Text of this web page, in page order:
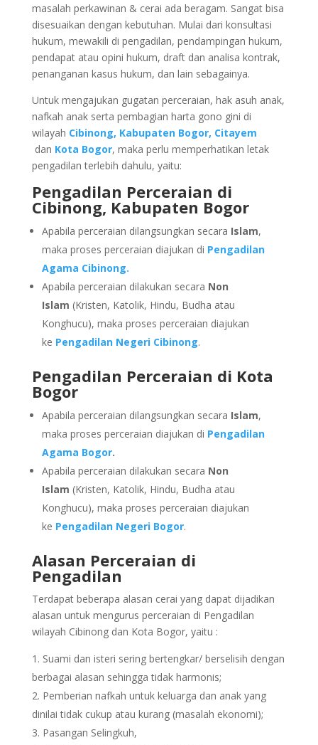
masalah perkawinan & cerai ada beragam. Sangat bisa
disesuaikan dengan kebutuhan. Mulai dari konsultasi
hukum, mewakili di pengadilan, pendampingan hukum,
pendapat atau opini hukum, draft dan analisa kontrak,
penanganan kasus hukum, dan lain sebagainya.
Untuk mengajukan gugatan perceraian, hak asuh anak,
nafkah anak serta pembagian harta gono gini di
wilayah Cibinong, Kabupaten Bogor, Citayem
dan Kota Bogor, maka perlu memperhatikan letak
pengadilan terlebih dahulu, yaitu:
Pengadilan Perceraian di
Cibinong, Kabupaten Bogor
Apabila perceraian dilangsungkan secara Islam,
maka proses perceraian diajukan di Pengadilan
Agama Cibinong.
Apabila perceraian dilakukan secara Non
Islam (Kristen, Katolik, Hindu, Budha atau
Konghucu), maka proses perceraian diajukan
ke Pengadilan Negeri Cibinong.
Pengadilan Perceraian di Kota
Bogor
Apabila perceraian dilangsungkan secara Islam,
maka proses perceraian diajukan di Pengadilan
Agama Bogor.
Apabila perceraian dilakukan secara Non
Islam (Kristen, Katolik, Hindu, Budha atau
Konghucu), maka proses perceraian diajukan
ke Pengadilan Negeri Bogor.
Alasan Perceraian di
Pengadilan
Terdapat beberapa alasan cerai yang dapat dijadikan
alasan untuk mengurus perceraian di Pengadilan
wilayah Cibinong dan Kota Bogor, yaitu :
Suami dan isteri sering bertengkar/ berselisih dengan
berbagai alasan sehingga tidak harmonis;
Pemberian nafkah untuk keluarga dan anak yang
dinilai tidak cukup atau kurang (masalah ekonomi);
Pasangan Selingkuh,